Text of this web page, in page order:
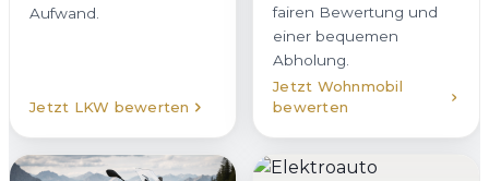
Aufwand.
Jetzt LKW bewerten
fairen Bewertung und
einer bequemen
Abholung.
Jetzt Wohnmobil
bewerten